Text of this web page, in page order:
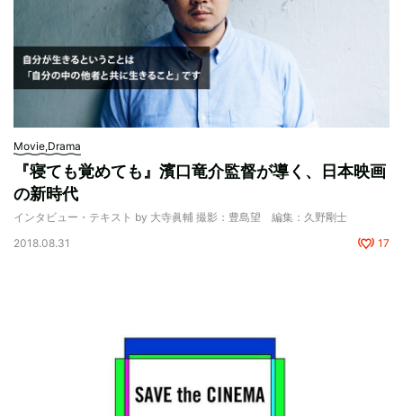
Movie,Drama
『寝ても覚めても』濱口竜介監督が導く、日本映画
の新時代
インタビュー・テキスト by 大寺眞輔 撮影：豊島望 編集：久野剛士
2018.08.31
17